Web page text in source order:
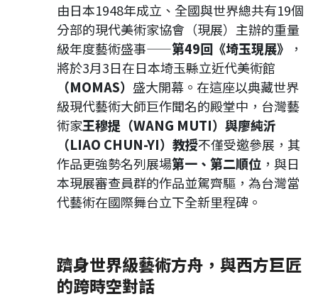
由日本1948年成立、全國與世界總共有19個
分部的現代美術家協會（現展）主辦的重量
級年度藝術盛事——第49回《埼玉現展》
，
將於3月3日在日本埼玉縣立近代美術館
（MOMAS） 盛大開幕。在這座以典藏世界
級現代藝術大師巨作聞名的殿堂中，台灣藝
術家王穆提（WANG MUTI）與廖純沂
（LIAO CHUN-YI）教授不僅受邀參展，其
作品更強勢名列展場第一、第二順位 ，與日
本現展審查員群的作品並駕齊驅，為台灣當
代藝術在國際舞台立下全新里程碑。
躋身世界級藝術方舟，與西方巨匠
的跨時空對話